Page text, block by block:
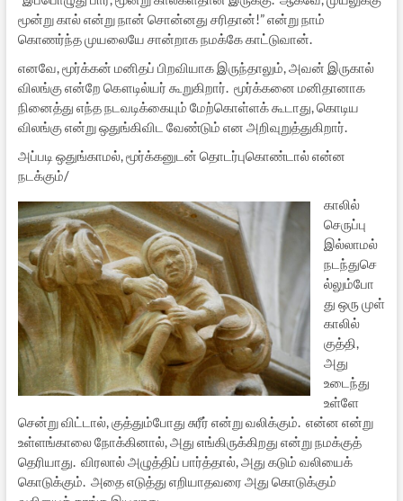
மூன்று கால் என்று நான் சொன்னது சரிதான்!” என்று நாம்
கொணர்ந்த முயலையே சான்றாக நமக்கே காட்டுவான்.
எனவே, மூர்க்கன் மனிதப் பிறவியாக இருந்தாலும், அவன் இருகால்
விலங்கு என்றே கௌடில்யர் கூறுகிறார். மூர்க்கனை மனிதானாக
நினைத்து எந்த நடவடிக்கையும் மேற்கொள்ளக் கூடாது, கொடிய
விலங்கு என்று ஒதுங்கிவிட வேண்டும் என அறிவுறுத்துகிறார்.
அப்படி ஒதுங்காமல், மூர்க்கனுடன் தொடர்புகொண்டால் என்ன
நடக்கும்/
காலில்
செருப்பு
இல்லாமல்
நடந்துசெ
ல்லும்போ
து ஒரு முள்
காலில்
குத்தி,
அது
உடைந்து
உள்ளே
சென்று விட்டால், குத்தும்போது சுரீர் என்று வலிக்கும். என்ன என்று
உள்ளங்காலை நோக்கினால், அது எங்கிருக்கிறது என்று நமக்குத்
தெரியாது. விரலால் அழுத்திப் பார்த்தால், அது கடும் வலியைக்
கொடுக்கும். அதை எடுத்து எறியாதவரை அது கொடுக்கும்